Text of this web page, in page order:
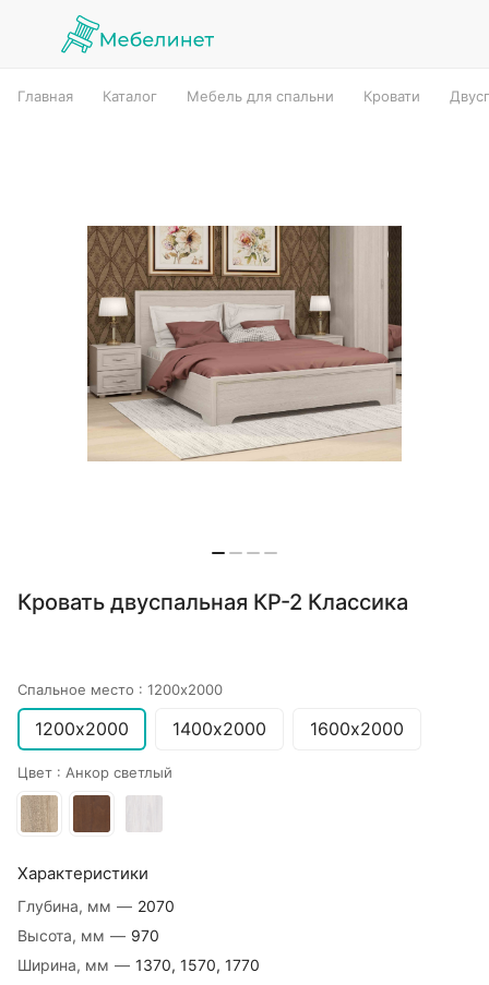
Главная Каталог Мебель для спальни Кровати
Кровать двуспальная КР-2 Классика
Спальное место : 1200х2000
1200х2000 1400х2000 1600х2000
Цвет : Анкор светлый
Характеристики
Глубина, мм — 2070
Высота, мм — 970
Ширина, мм — 1370, 1570, 1770